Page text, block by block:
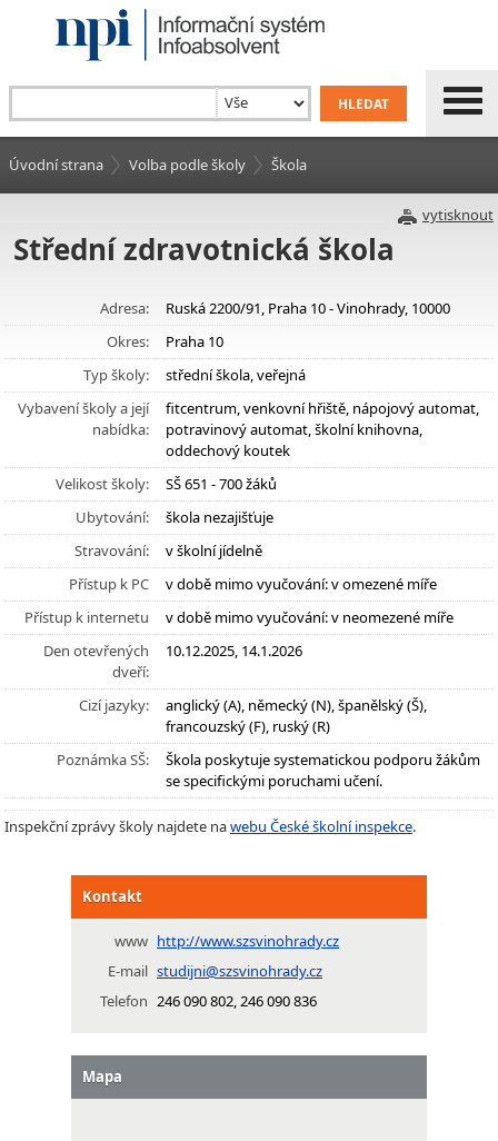
Úvodní strana Volba podle školy Škola
vytisknout
Střední zdravotnická škola
Adresa:
Ruská 2200/91, Praha 10 - Vinohrady, 10000
Okres:
Praha 10
Typ školy:
střední škola, veřejná
Vybavení školy a její
nabídka:
fitcentrum, venkovní hřiště, nápojový automat,
potravinový automat, školní knihovna,
oddechový koutek
Velikost školy:
SŠ 651 - 700 žáků
Ubytování:
škola nezajišťuje
Stravování:
v školní jídelně
Přístup k PC
v době mimo vyučování: v omezené míře
Přístup k internetu
v době mimo vyučování: v neomezené míře
Den otevřených
dveří:
10.12.2025, 14.1.2026
Cizí jazyky:
anglický (A), německý (N), španělský (Š),
francouzský (F), ruský (R)
Poznámka SŠ:
Škola poskytuje systematickou podporu žákům
se specifickými poruchami učení.
Inspekční zprávy školy najdete nawebu České školní inspekce.
Kontakt
www http://www.szsvinohrady.cz
E-mail studijni@szsvinohrady.cz
Telefon 246 090 802, 246 090 836
Mapa